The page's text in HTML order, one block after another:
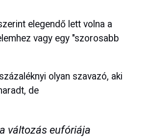
elegendő lett volna a
vagy egy "szorosabb
olyan szavazó, aki
de
változás eufóriája